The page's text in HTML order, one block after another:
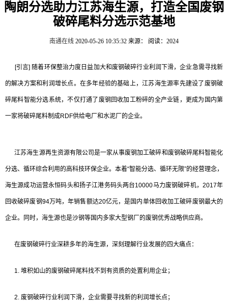
陶朗分选助力江苏海生源，打造全国废钢
破碎尾料分选示范基地
南通在线 2020-05-26 10:35:32 来源： 阅读：2024
[引言] 随着环保整治力度日益加大和废钢破碎行业利润下滑，企业急需寻找新
的解决方案和利润增长点。在多年经验的基础上，江苏海生源率先建设了废钢破
碎尾料智能分选系统，不仅打通了废钢回收加工粉碎的全产业链，更成为国内第
一家将破碎尾料制成RDF供给电厂和水泥厂的企业。
江苏海生源再生资源有限公司是一家从事废钢加工破碎和废钢破碎尾料智能化
分选、循环综合利用的高科技环保企业。本着“智能分选、循环无限”的经营理念，
海生源成功运营永恒码头和扬子江港务码头两台10000马力废钢破碎机，2017年
回收破碎废钢94万吨，年销售额达20亿元，是国内单体回收加工破碎废钢最大的
企业。同时，海生源也是沙钢等国内多家大型钢厂的废钢优秀战略供应商。
在废钢破碎行业深耕多年的海生源，深刻理解行业发展的四大痛点：
1. 堆积如山的废钢破碎尾料找不到有资质的处置利用企业；
2. 废钢破碎行业利润下滑，企业需要寻找新的利润增长点；